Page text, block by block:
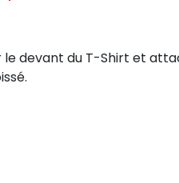
devant du T-Shirt et